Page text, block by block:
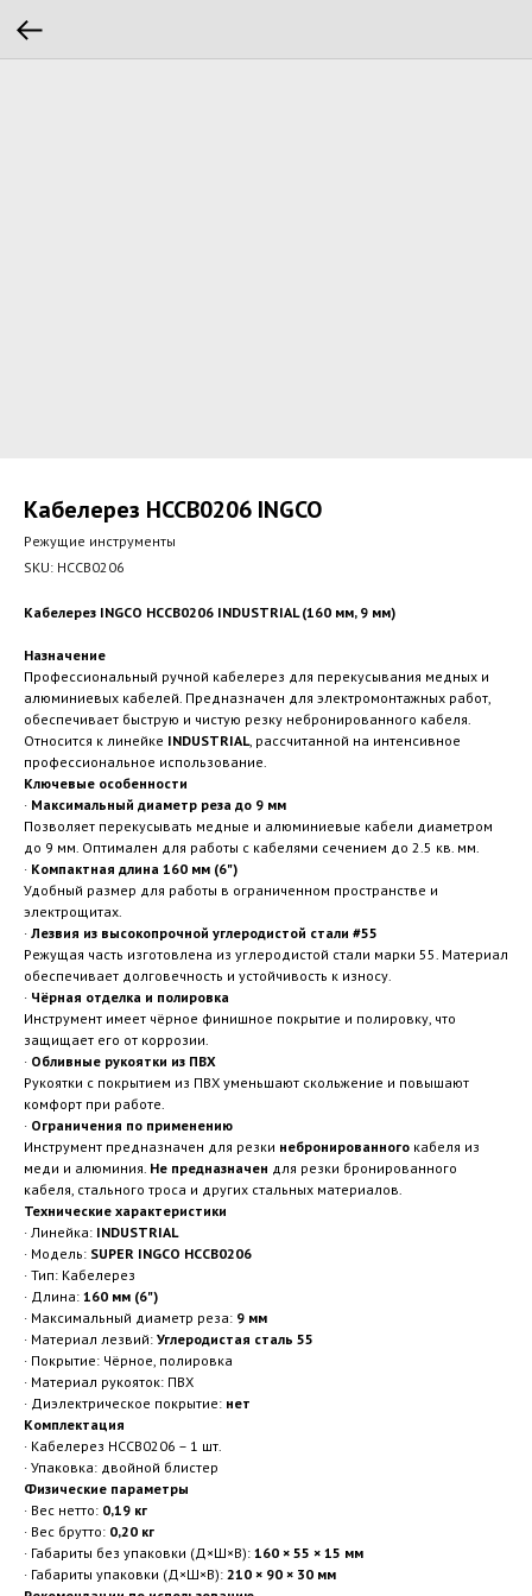
Кабелерез HCCB0206 INGCO
Режущие инструменты
SKU: HCCB0206
Кабелерез INGCO HCCB0206 INDUSTRIAL (160 мм, 9 мм)
Назначение
Профессиональный ручной кабелерез для перекусывания медных и
алюминиевых кабелей. Предназначен для электромонтажных работ,
обеспечивает быструю и чистую резку небронированного кабеля.
Относится к линейке INDUSTRIAL, рассчитанной на интенсивное
профессиональное использование.
Ключевые особенности
· Максимальный диаметр реза до 9 мм
Позволяет перекусывать медные и алюминиевые кабели диаметром
до 9 мм. Оптимален для работы с кабелями сечением до 2.5 кв. мм.
· Компактная длина 160 мм (6")
Удобный размер для работы в ограниченном пространстве и
электрощитах.
· Лезвия из высокопрочной углеродистой стали #55
Режущая часть изготовлена из углеродистой стали марки 55. Материал
обеспечивает долговечность и устойчивость к износу.
· Чёрная отделка и полировка
Инструмент имеет чёрное финишное покрытие и полировку, что
защищает его от коррозии.
· Обливные рукоятки из ПВХ
Рукоятки с покрытием из ПВХ уменьшают скольжение и повышают
комфорт при работе.
· Ограничения по применению
Инструмент предназначен для резки небронированного кабеля из
меди и алюминия. Не предназначен для резки бронированного
кабеля, стального троса и других стальных материалов.
Технические характеристики
· Линейка: INDUSTRIAL
· Модель: SUPER INGCO HCCB0206
· Тип: Кабелерез
· Длина: 160 мм (6")
· Максимальный диаметр реза: 9 мм
· Материал лезвий: Углеродистая сталь 55
· Покрытие: Чёрное, полировка
· Материал рукояток: ПВХ
· Диэлектрическое покрытие: нет
Комплектация
· Кабелерез HCCB0206 – 1 шт.
· Упаковка: двойной блистер
Физические параметры
· Вес нетто: 0,19 кг
· Вес брутто: 0,20 кг
· Габариты без упаковки (Д×Ш×В): 160 × 55 × 15 мм
· Габариты упаковки (Д×Ш×В): 210 × 90 × 30 мм